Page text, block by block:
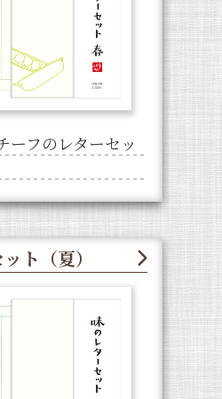
ーフのレターセッ
ト（夏）